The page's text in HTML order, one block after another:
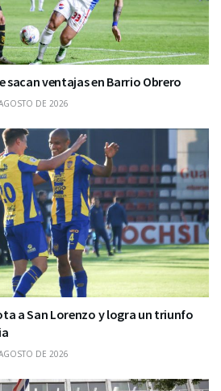
sacan ventajas en Barrio Obrero
DE 2026
a San Lorenzo y logra un triunfo
DE 2026